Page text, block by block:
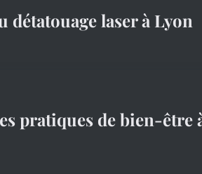
détatouage laser à Lyon
pratiques de bien-être